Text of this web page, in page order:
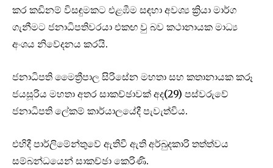
කර කඩිනම් විසඳුමකට එළඹීම සඳහා අවශ්‍ය ක්‍රියා මාර්ග
ගැනීමට ජනාධිපතිවරයා එකඟ වු බව කථානායක මාධ්‍ය
අංශය නිවේදනය කරයි.
ජනාධිපති මෛත්‍රීපාල සිරිසේන මහතා සහ කතානායක කරූ
ජයසූරිය මහතා අතර සාකච්ඡාවක් අද(29) පස්වරුවේ
ජනාධිපති ලේකම් කාර්යාලයේදී පැවැත්විය.
එහිදී පාර්ලිමේන්තුවේ ඇතිවී ඇති අර්බුදකාරි තත්ත්වය
සම්බන්ධයෙන් සාකච්ඡා කෙරිණි.